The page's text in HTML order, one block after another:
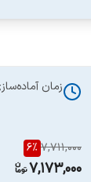
زمان
7,711,000
6%
7,173,000